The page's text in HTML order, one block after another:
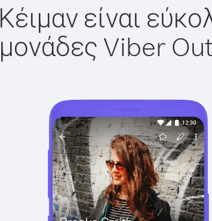
είναι
Viber